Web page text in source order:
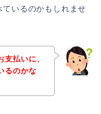
いるのかもしれませ
払いに、
るのかな